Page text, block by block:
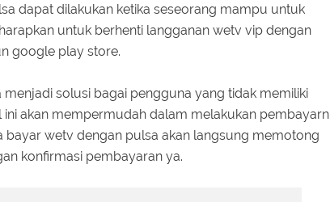
dapat dilakukan ketika seseorang mampu untuk
untuk berhenti langganan wetv vip dengan
google play store.
solusi bagai pengguna yang tidak memiliki
akan mempermudah dalam melakukan pembayarn
bayar wetv dengan pulsa akan langsung memotong
konfirmasi pembayaran ya.